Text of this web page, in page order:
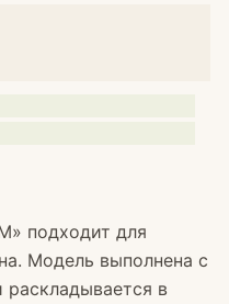
подходит для
Модель выполнена с
в